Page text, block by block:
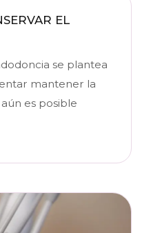
EL
se plantea
mantener la
es posible